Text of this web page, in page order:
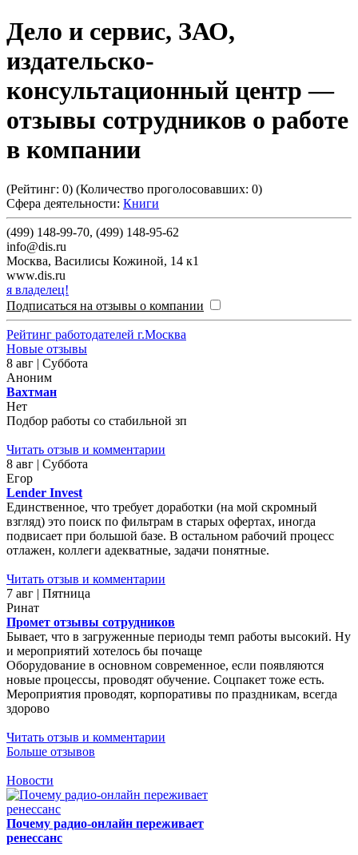
Дело и сервис, ЗАО,
издательско-
консультационный центр —
отзывы сотрудников о работе
в компании
(Рейтинг: 0) (Количество проголосовавших: 0)
Сфера деятельности: Книги
(499) 148-99-70, (499) 148-95-62
info@dis.ru
Москва, Василисы Кожиной, 14 к1
www.dis.ru
я владелец!
Подписаться на отзывы о компании
Рейтинг работодателей г.Москва
Новые отзывы
8 авг | Суббота
Аноним
Вахтман
Нет
Подбор работы со стабильной зп
Читать отзыв и комментарии
8 авг | Суббота
Егор
Lender Invest
Единственное, что требует доработки (на мой скромный
взгляд) это поиск по фильтрам в старых офертах, иногда
подвисает при большой базе. В остальном рабочий процесс
отлажен, коллеги адекватные, задачи понятные.
Читать отзыв и комментарии
7 авг | Пятница
Ринат
Промет отзывы сотрудников
Бывает, что в загруженные периоды темп работы высокий. Ну
и мероприятий хотелось бы почаще
Оборудование в основном современное, если появляются
новые процессы, проводят обучение. Соцпакет тоже есть.
Мероприятия проводят, корпоративы по праздникам, всегда
здорово
Читать отзыв и комментарии
Больше отзывов
Новости
Почему радио-онлайн переживает
ренессанс